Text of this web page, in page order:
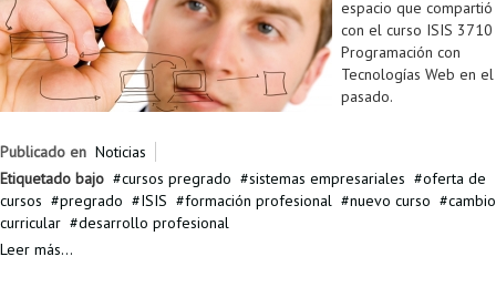
espacio que compartió
con el curso ISIS 3710
Programación con
Tecnologías Web en el
pasado.
Publicado en Noticias
Etiquetado bajo
cursos pregrado sistemas empresariales
oferta de
cursos
pregrado ISIS formación profesional nuevo curso
cambio
curricular
desarrollo profesional
Leer más...